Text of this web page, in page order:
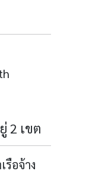
2 เขต
รือจ้าง